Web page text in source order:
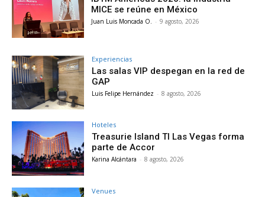
MICE se reúne en México
Juan Luis Moncada O. - 9 agosto, 2026
Experiencias
Las salas VIP despegan en la red de
GAP
Luis Felipe Hernández - 8 agosto, 2026
Hoteles
Treasurie Island TI Las Vegas forma
parte de Accor
Karina Alcántara - 8 agosto, 2026
Venues